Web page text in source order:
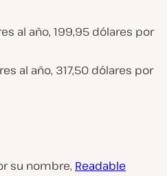
al año, 199,95 dólares por
al año, 317,50 dólares por
su nombre, Readable